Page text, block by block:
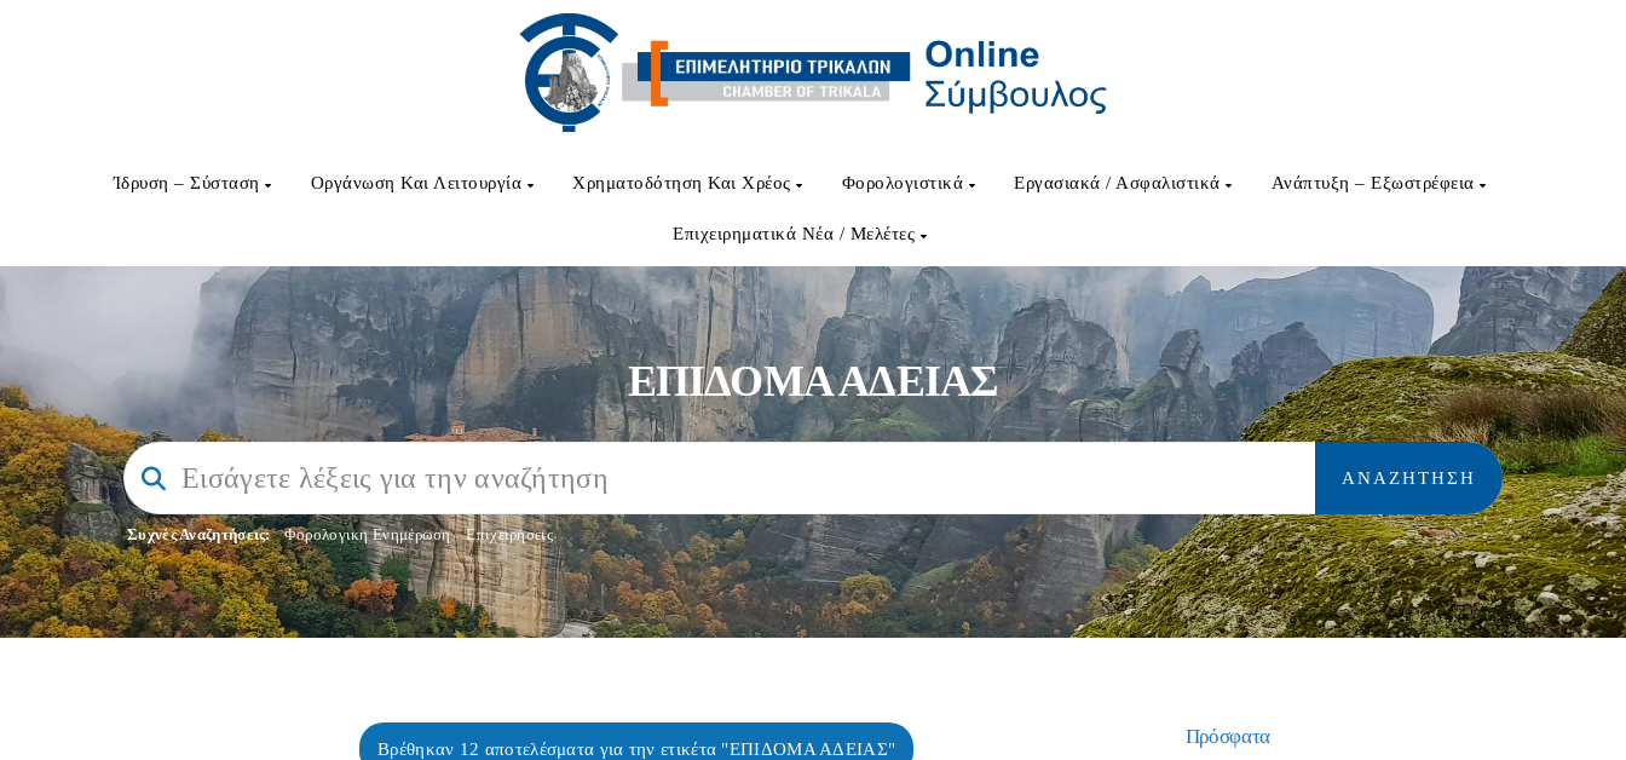
Ίδρυση – Σύσταση Οργάνωση Και Λειτουργία Χρηματοδότηση Και Χρέος Φορολογιστικά Εργασιακά / Ασφαλιστικά Ανάπτυξη – Εξωστρέφεια
Επιχειρηματικά Νέα / Μελέτες
ΕΠΙΔΟΜΑ ΑΔΕΙΑΣ
Συχνές Αναζητήσεις: Φορολογικη Ενημέρωση, Επιχειρήσεις
Βρέθηκαν 12 αποτελέσματα για την ετικέτα "ΕΠΙΔΟΜΑ ΑΔΕΙΑΣ"
Πρόσφατα